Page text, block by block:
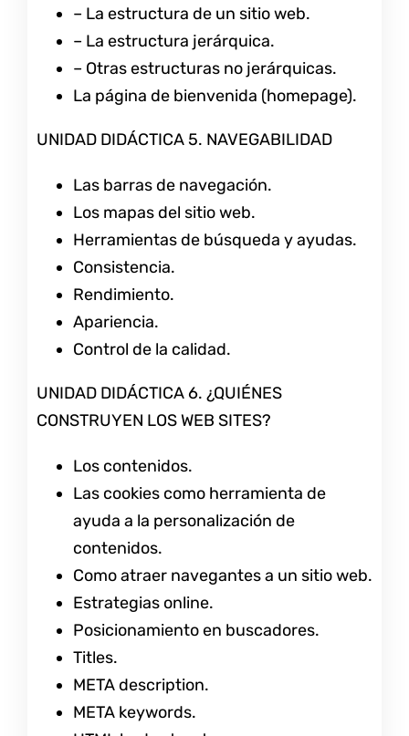
– La estructura de un sitio web.
– La estructura jerárquica.
– Otras estructuras no jerárquicas.
La página de bienvenida (homepage).
UNIDAD DIDÁCTICA 5. NAVEGABILIDAD
Las barras de navegación.
Los mapas del sitio web.
Herramientas de búsqueda y ayudas.
Consistencia.
Rendimiento.
Apariencia.
Control de la calidad.
UNIDAD DIDÁCTICA 6. ¿QUIÉNES
CONSTRUYEN LOS WEB SITES?
Los contenidos.
Las cookies como herramienta de
ayuda a la personalización de
contenidos.
Como atraer navegantes a un sitio web.
Estrategias online.
Posicionamiento en buscadores.
Titles.
META description.
META keywords.